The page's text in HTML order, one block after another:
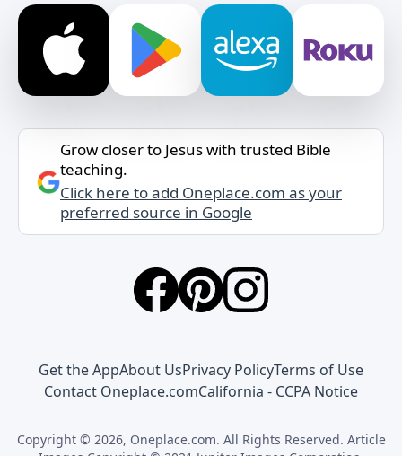
Grow closer to Jesus with trusted Bible
teaching.
Click here to add Oneplace.com as your
preferred source in Google
Get the AppAbout UsPrivacy PolicyTerms of Use
Contact Oneplace.comCalifornia - CCPA Notice
Copyright © 2026, Oneplace.com. All Rights Reserved. Article